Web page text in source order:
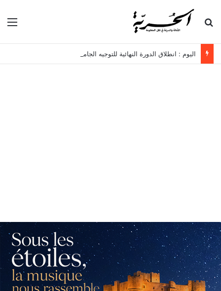
بحث عن
اليوم : انطلاق الدورة النهائية للتوجيه الجامعي